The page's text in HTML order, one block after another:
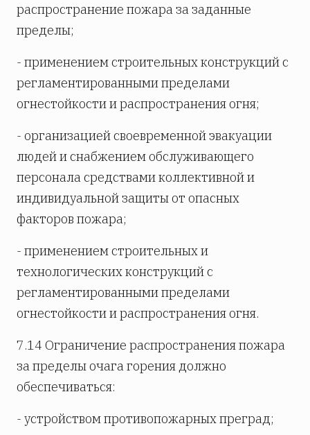
распространение пожара за заданные
пределы;
- применением строительных конструкций с
регламентированными пределами
огнестойкости и распространения огня;
- организацией своевременной эвакуации
людей и снабжением обслуживающего
персонала средствами коллективной и
индивидуальной защиты от опасных
факторов пожара;
- применением строительных и
технологических конструкций с
регламентированными пределами
огнестойкости и распространения огня.
7.14 Ограничение распространения пожара
за пределы очага горения должно
обеспечиваться:
- устройством противопожарных преград;